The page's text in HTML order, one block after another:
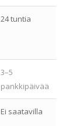
24 tuntia
3–5
pankkipäivää
Ei saatavilla